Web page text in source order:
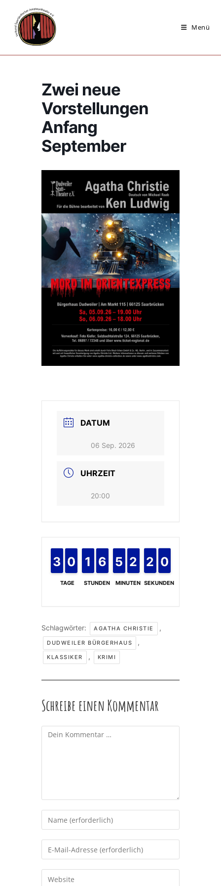
Inhalt
springen
Menü
Zwei neue
Vorstellungen
Anfang
September
DATUM
06 Sep. 2026
UHRZEIT
20:00
TAGE
2
2
3
3 9
9
0
0
STUNDEN
1
1
1
1 5
5
6
6
MINUTEN
4
4
5
5 1
1
2
2
SEKUNDEN
2
2
1 0
0
9
Schlagwörter: AGATHA CHRISTIE ,
DUDWEILER BÜRGERHAUS ,
KLASSIKER , KRIMI
Schreibe einen Kommentar
Kommentar
Gib
deinen
Namen
oder
zum
Gib
deine
E-
Mail-
Gib